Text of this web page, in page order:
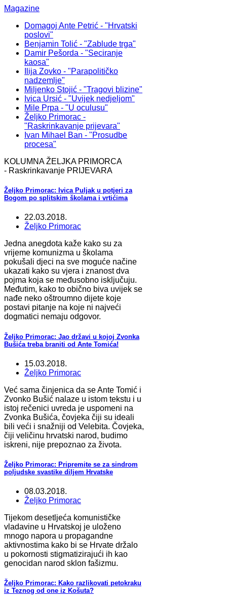
Magazine
Domagoj Ante Petrić - "Hrvatski
poslovi"
Benjamin Tolić - "Zablude trga"
Damir Pešorda - "Seciranje
kaosa"
Ilija Zovko - "Parapolitičko
nadzemlje"
Miljenko Stojić - "Tragovi blizine"
Ivica Ursić - "Uvijek nedjeljom"
Mile Prpa - "U oculusu"
Željko Primorac -
"Raskrinkavanje prijevara"
Ivan Mihael Ban - "Prosudbe
procesa"
KOLUMNA ŽELJKA PRIMORCA
- Raskrinkavanje PRIJEVARA
Željko Primorac: Ivica Puljak u potjeri za
Bogom po splitskim školama i vrtićima
22.03.2018.
Željko Primorac
Jedna anegdota kaže kako su za
vrijeme komunizma u školama
pokušali djeci na sve moguće načine
ukazati kako su vjera i znanost dva
pojma koja se međusobno isključuju.
Međutim, kako to obično biva uvijek se
nađe neko oštroumno dijete koje
postavi pitanje na koje ni najveći
dogmatici nemaju odgovor.
Željko Primorac: Jao državi u kojoj Zvonka
Bušića treba braniti od Ante Tomića!
15.03.2018.
Željko Primorac
Već sama činjenica da se Ante Tomić i
Zvonko Bušić nalaze u istom tekstu i u
istoj rečenici uvreda je uspomeni na
Zvonka Bušića, čovjeka čiji su ideali
bili veći i snažniji od Velebita. Čovjeka,
čiji veličinu hrvatski narod, budimo
iskreni, nije prepoznao za života.
Željko Primorac: Pripremite se za sindrom
poljudske svastike diljem Hrvatske
08.03.2018.
Željko Primorac
Tijekom desetljeća komunističke
vladavine u Hrvatskoj je uloženo
mnogo napora u propagandne
aktivnostima kako bi se Hrvate držalo
u pokornosti stigmatizirajući ih kao
genocidan narod sklon fašizmu.
Željko Primorac: Kako razlikovati petokraku
iz Teznog od one iz Košuta?